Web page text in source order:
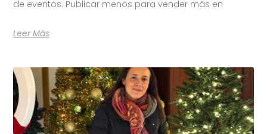
de eventos: Publicar menos para vender más en
Leer Más